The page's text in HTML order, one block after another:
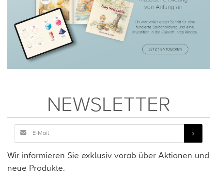
NEWSLETTER
Wir informieren Sie exklusiv vorab über Aktionen und
neue Produkte.